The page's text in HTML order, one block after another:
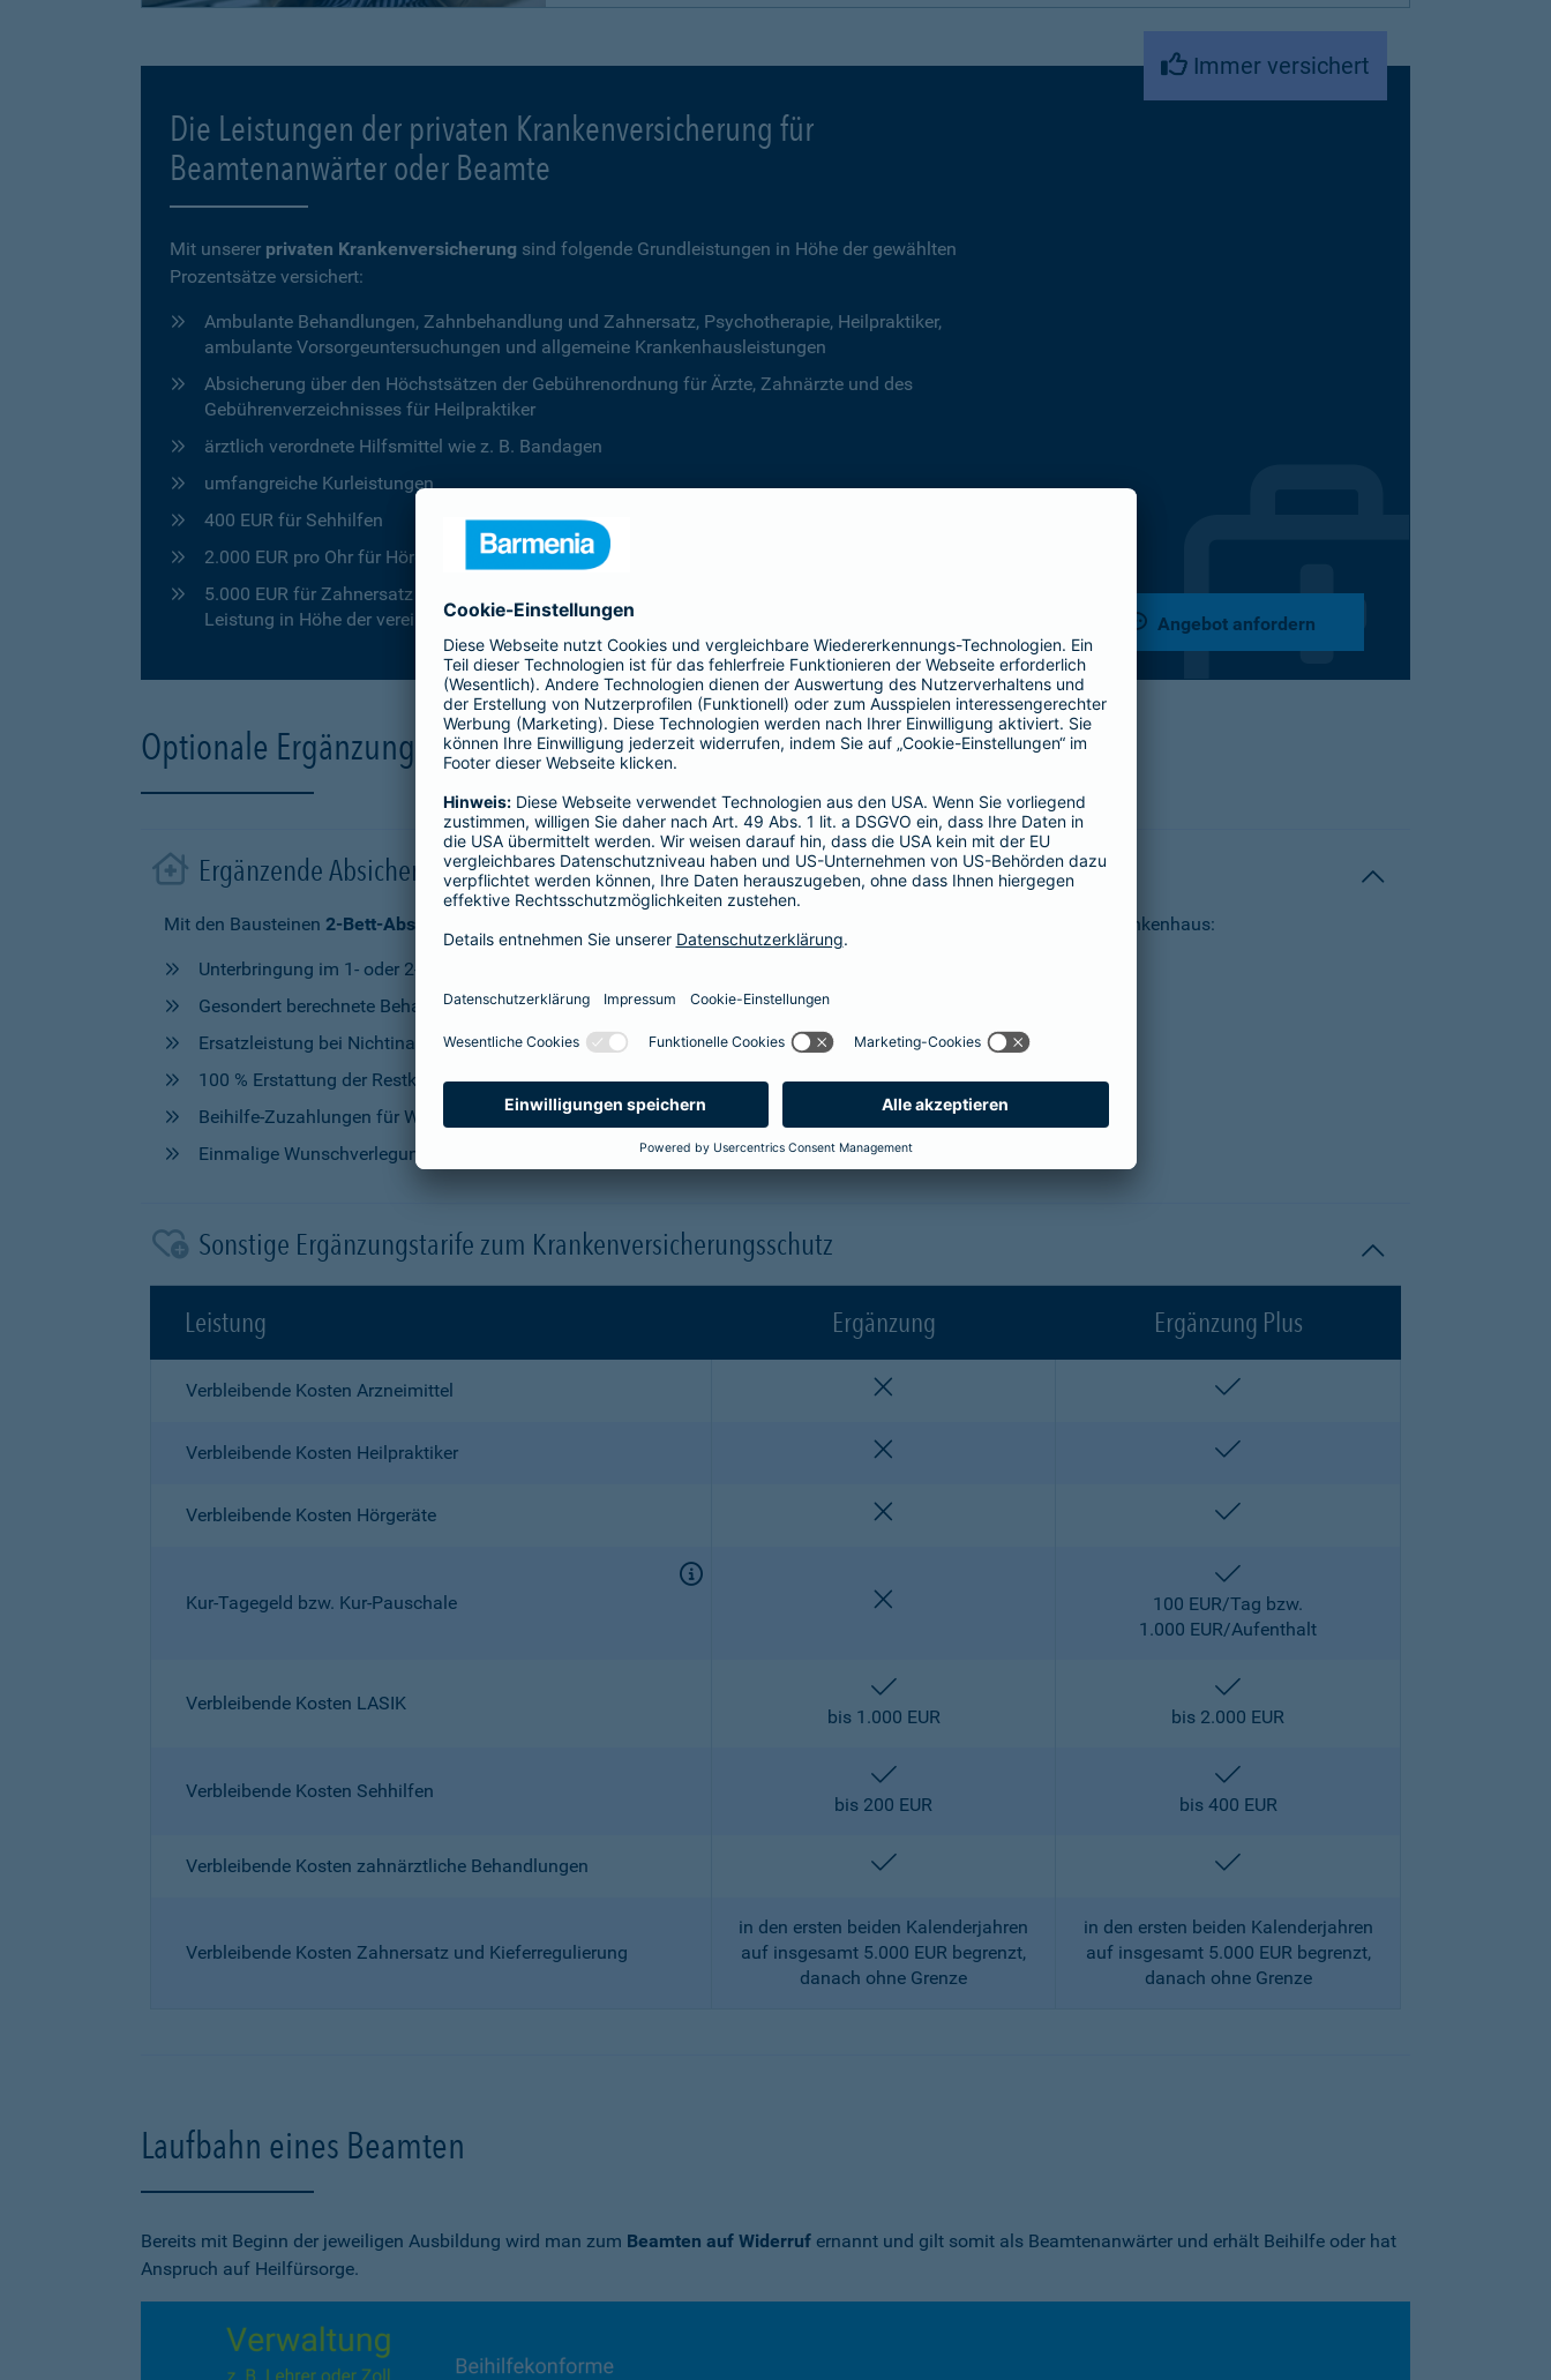
Immer versichert
Die Leistungen der privaten Krankenversicherung für
Beamtenanwärter oder Beamte
Mit unserer privaten Krankenversicherung sind folgende Grundleistungen in Höhe der gewählten
Prozentsätze versichert:
Ambulante Behandlungen, Zahnbehandlung und Zahnersatz, Psychotherapie, Heilpraktiker,
ambulante Vorsorgeuntersuchungen und allgemeine Krankenhausleistungen
Absicherung über den Höchstsätzen der Gebührenordnung für Ärzte, Zahnärzte und des
Gebührenverzeichnisses für Heilpraktiker
ärztlich verordnete Hilfsmittel wie z. B. Bandagen
umfangreiche Kurleistungen
400 EUR für Sehhilfen
2.000 EUR pro Ohr für Hörgeräte
5.000 EUR für Zahnersatz in den ersten beiden Kalenderjahren, ab dem dritten Jahr ist die
Leistung in Höhe der vereinbarten Prozentstufe unbegrenzt
Angebot anfordern
Optionale Ergänzungen für deine Krankenversicherung
Ergänzende Absicherung im Krankenhaus
Mit den Bausteinen 2-Bett-Absicherung sicherst du dir zusätzlich folgende Leistungen im Krankenhaus:
Unterbringung im 1- oder 2-Bettzimmer (je nach gewähltem Baustein)
Gesondert berechnete Behandlung durch einen Arzt oder eine Ärztin der Wahl ("Chefarztbehandlung")
Ersatzleistung bei Nichtinanspruchnahme der Wahlleistungen
100 % Erstattung der Restkosten, nach Vorleistung der Beihilfe
Beihilfe-Zuzahlungen für Wahlleistungen
Einmalige Wunschverlegung
Sonstige Ergänzungstarife zum Krankenversicherungsschutz
Leistung Ergänzung Ergänzung Plus
Verbleibende Kosten Arzneimittel
Verbleibende Kosten Heilpraktiker
Verbleibende Kosten Hörgeräte
Kur-Tagegeld bzw. Kur-Pauschale
100 EUR/Tag bzw.
1.000 EUR/Aufenthalt
Verbleibende Kosten LASIK
enthalten
bis 1.000 EUR
bis 2.000 EUR
Verbleibende Kosten Sehhilfen
enthalten
bis 200 EUR
bis 400 EUR
Verbleibende Kosten zahnärztliche Behandlungen enthalten
Verbleibende Kosten Zahnersatz und Kieferregulierung
in den ersten beiden Kalenderjahren
auf insgesamt 5.000 EUR begrenzt,
danach ohne Grenze
in den ersten beiden Kalenderjahren
auf insgesamt 5.000 EUR begrenzt,
danach ohne Grenze
Laufbahn eines Beamten
Bereits mit Beginn der jeweiligen Ausbildung wird man zum Beamten auf Widerruf ernannt und gilt somit als Beamtenanwärter und erhält Beihilfe oder hat
Anspruch auf Heilfürsorge.